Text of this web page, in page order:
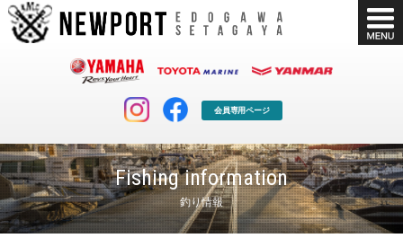
会員専用ページ
Fishing information
釣り情報